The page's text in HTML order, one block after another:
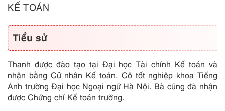
KẾ TOÁN
Tiểu sử
Thanh được đào tạo tại Đại học Tài chính Kế toán và
nhận bằng Cử nhân Kế toán. Cô tốt nghiệp khoa Tiếng
Anh trường Đại học Ngoại ngữ Hà Nội. Bà cũng đã nhận
được Chứng chỉ Kế toán trưởng.